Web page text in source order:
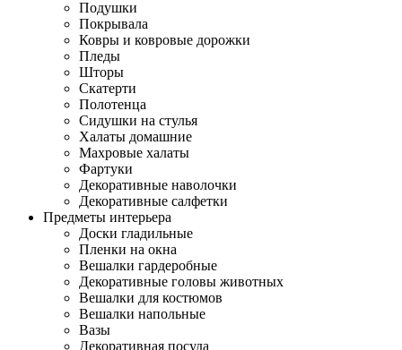
Подушки
Покрывала
Ковры и ковровые дорожки
Пледы
Шторы
Скатерти
Полотенца
Сидушки на стулья
Халаты домашние
Махровые халаты
Фартуки
Декоративные наволочки
Декоративные салфетки
Предметы интерьера
Доски гладильные
Пленки на окна
Вешалки гардеробные
Декоративные головы животных
Вешалки для костюмов
Вешалки напольные
Вазы
Декоративная посуда